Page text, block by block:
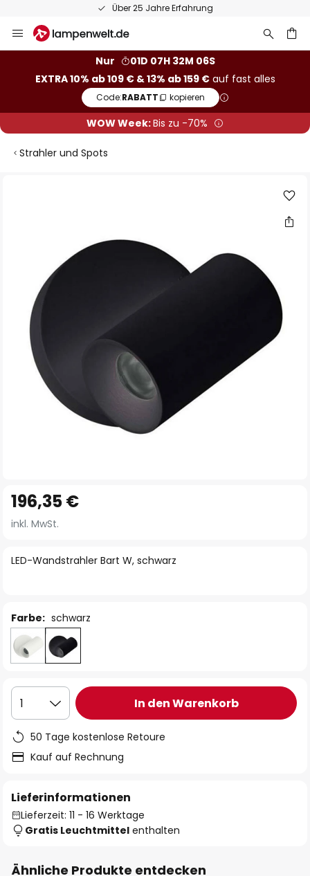
Über 25 Jahre Erfahrung
Inhalt
Nur
01D 07H 32M 06S
EXTRA 10% ab 109 € & 13% ab 159 €auf fast alles
Code:RABATT kopieren
WOW Week:Bis zu -70%
Strahler und Spots
Anfang
der
springen
LED-Wandstrahler Bart W, schwarz
196,35 €
inkl. MwSt.
Farbe: schwarz
1 In den Warenkorb
50 Tage kostenlose Retoure
Kauf auf Rechnung
Lieferinformationen
Lieferzeit: 11 - 16 Werktage
Gratis Leuchtmittel enthalten
Ähnliche Produkte entdecken